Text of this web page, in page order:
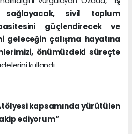
sağlayacak, sivil toplum
güçlendirecek ve
geleceğin çalışma hayatına
önümüzdeki süreçte
kullandı.
kapsamında yürütülen
ediyorum”